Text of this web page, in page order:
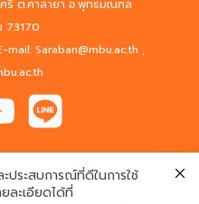
รี ต.ศาลายา อ.พุทธมณฑล
73170
Saraban@mbu.ac.th ,
ประสบการณ์ที่ดีในการใช้
ละเอียดได้ที่